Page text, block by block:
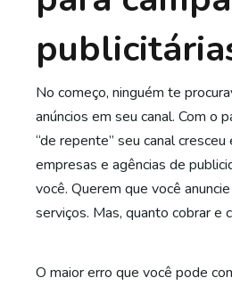
No começo, ninguém te
anúncios em seu canal. Com o
“de repente” seu canal
empresas e agências de
você. Querem que você
serviços. Mas, quanto cobrar e
O maior erro que você pode